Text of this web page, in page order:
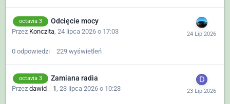
octavia 3 Odcięcie mocy
Przez Konczita 24 lipca 2026 o 17:03
0 odpowiedzi 229 wyświetleń
octavia 3 Zamiana radia
Przez dawid__1, 23 lipca 2026 o 10:23